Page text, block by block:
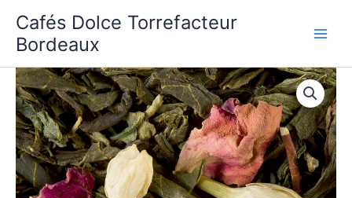
contenu
Cafés Dolce Torrefacteur
Bordeaux